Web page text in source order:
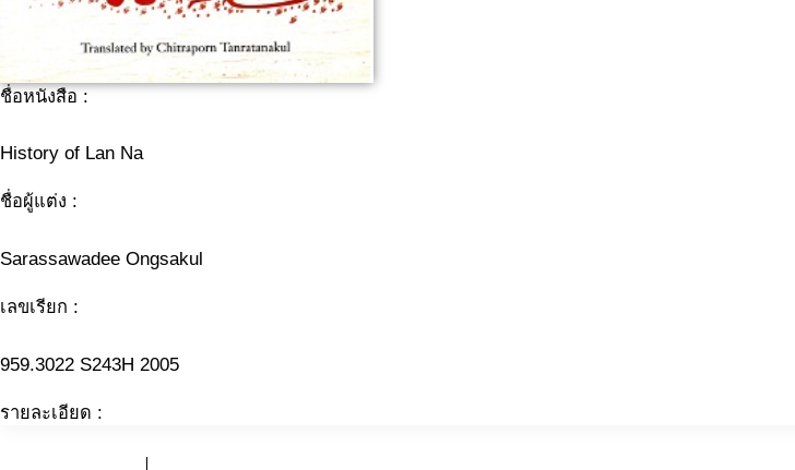
ชื่อหนังสือ :
History of Lan Na
ชื่อผู้แต่ง :
Sarassawadee Ongsakul
เลขเรียก :
959.3022 S243H 2005
รายละเอียด :